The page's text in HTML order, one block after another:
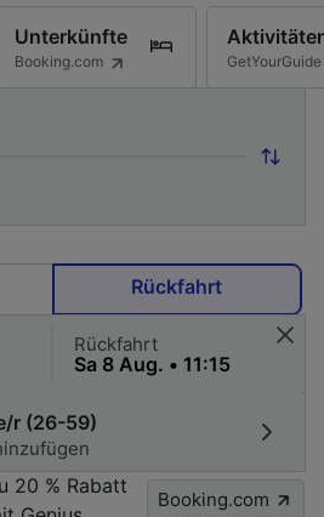
Unterkünfte
Booking.com GetYourGuide
Rückfahrt
Rückfahrt
r (26-59)
20 % Rabatt
Booking.com